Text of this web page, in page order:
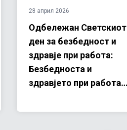
28 април 2026
Одбележан Светскиот
ден за безбедност и
здравје при работа:
Безбедноста и
здравјето при работа
психосоцијалните